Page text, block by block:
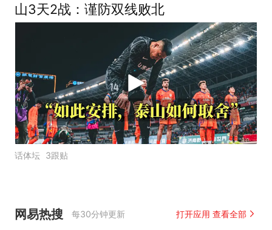
山3天2战：谨防双线败北
话体坛 3跟贴
网易热搜 每30分钟更新 打开应用 查看全部